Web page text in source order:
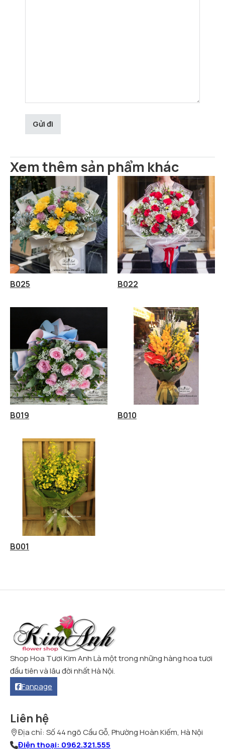
Xem thêm sản phẩm khác
B025 B022
B019 B010
B001
Shop Hoa Tươi Kim Anh Là một trong những hàng hoa tươi
đầu tiên và lâu đời nhất Hà Nội.
Fanpage
Liên hệ
Địa chỉ: Số 44 ngõ Cầu Gỗ, Phường Hoàn Kiếm, Hà Nội
Điện thoại: 0962.321.555